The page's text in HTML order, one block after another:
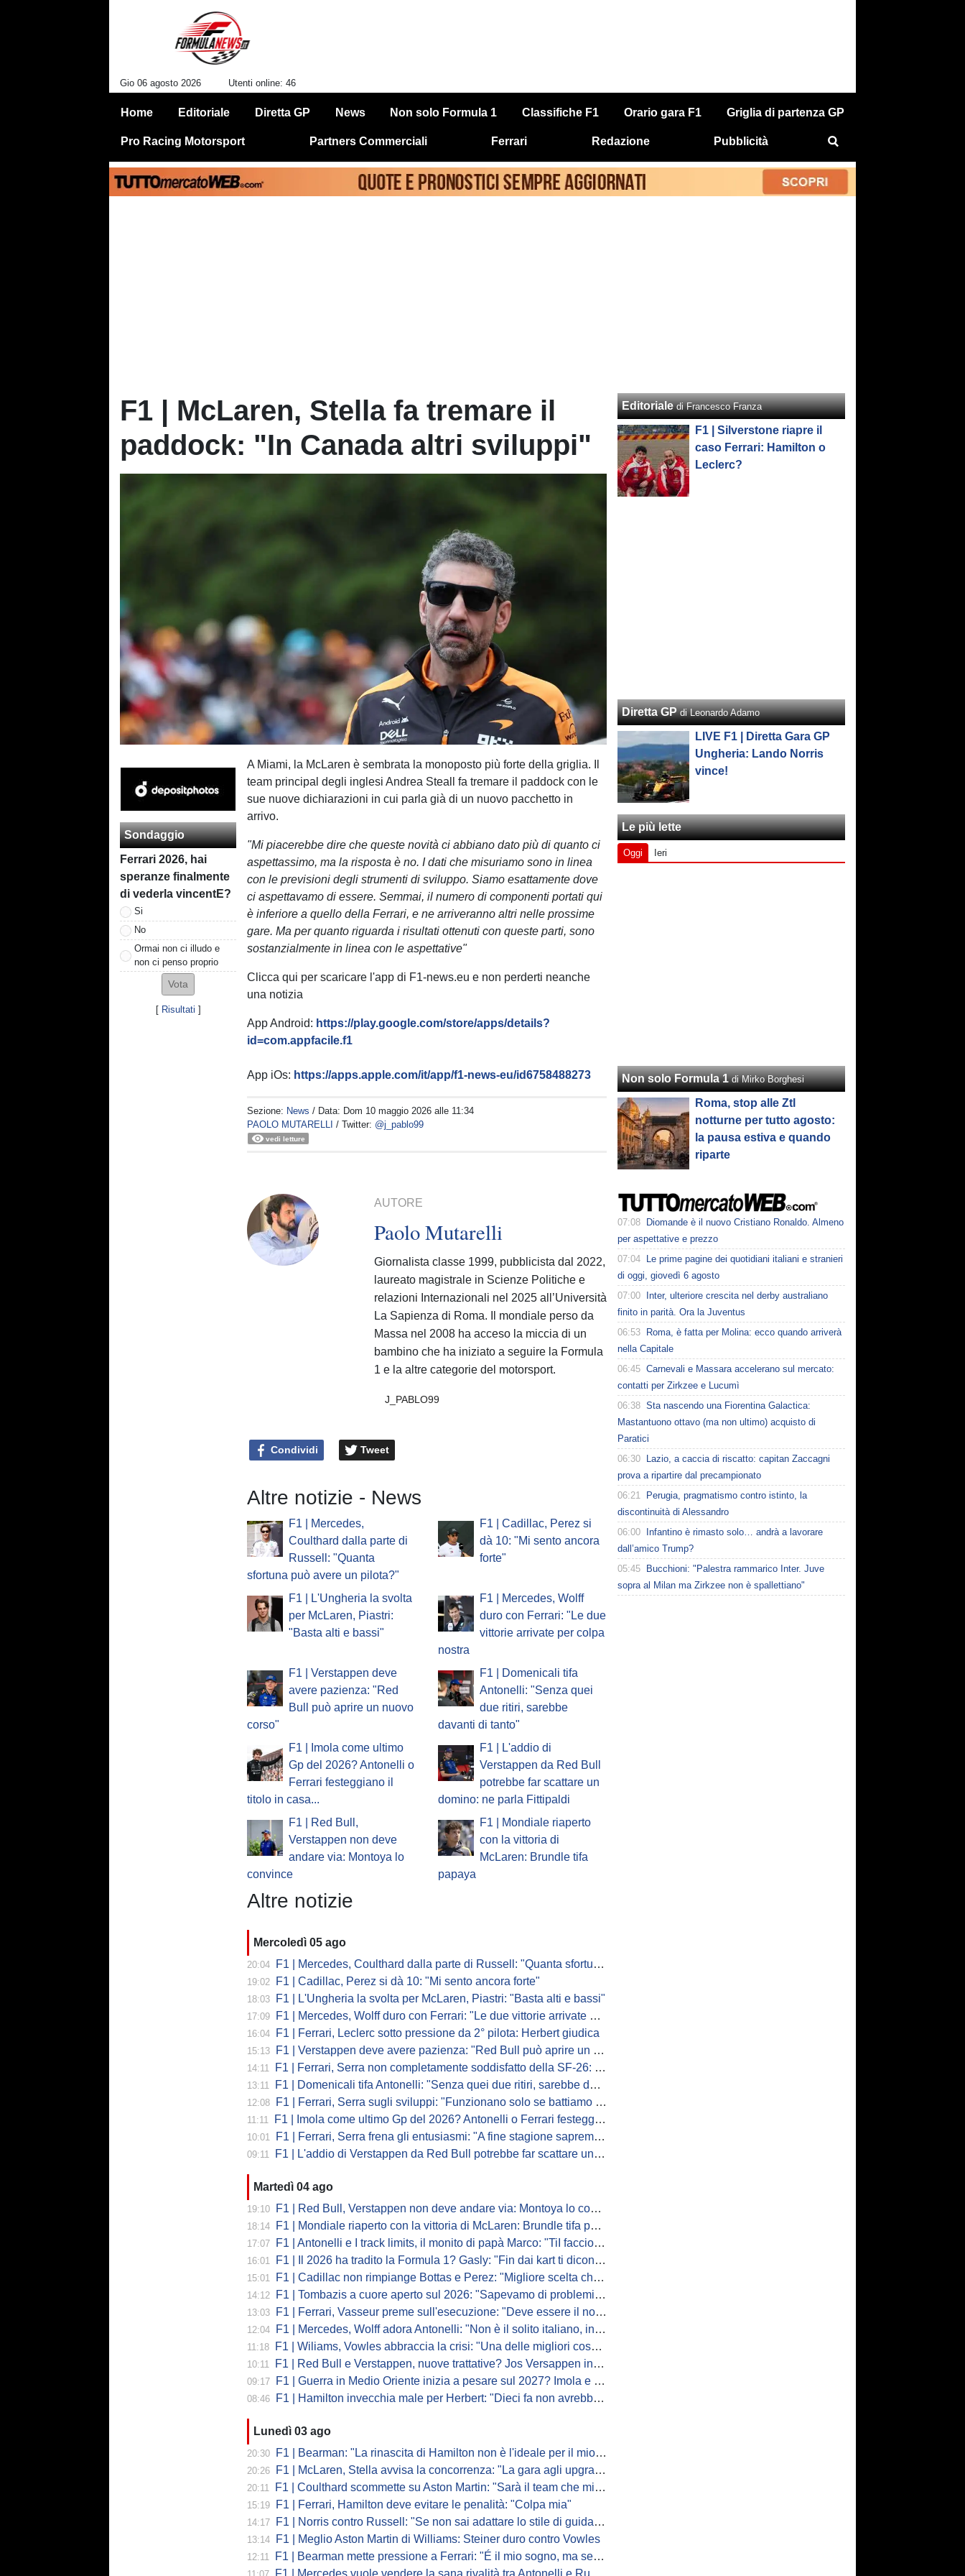
Gio 06 agosto 2026 Utenti online: 46
Home Editoriale Diretta GP News Non solo Formula 1 Classifiche F1 Orario gara F1 Griglia di partenza GP
Pro Racing Motorsport Partners Commerciali Ferrari Redazione Pubblicità
F1 | McLaren, Stella fa tremare il
paddock: "In Canada altri sviluppi"
Sondaggio
Ferrari 2026, hai
speranze finalmente
di vederla vincentE?
Si
No
Ormai non ci illudo e
non ci penso proprio
[ Risultati ]
A Miami, la McLaren è sembrata la monoposto più forte della griglia. Il
team principal degli inglesi Andrea Steall fa tremare il paddock con le
sue nuove dichiarazioni in cui parla già di un nuovo pacchetto in
arrivo.
"Mi piacerebbe dire che queste novità ci abbiano dato più di quanto ci
aspettassimo, ma la risposta è no. I dati che misuriamo sono in linea
con le previsioni degli strumenti di sviluppo. Siamo esattamente dove
ci aspettavamo di essere. Semmai, il numero di componenti portati qui
è inferiore a quello della Ferrari, e ne arriveranno altri nelle prossime
gare. Ma per quanto riguarda i risultati ottenuti con queste parti, sono
sostanzialmente in linea con le aspettative"
Clicca qui per scaricare l'app di F1-news.eu e non perderti neanche
una notizia
App Android: https://play.google.com/store/apps/details?
id=com.appfacile.f1
App iOs: https://apps.apple.com/it/app/f1-news-eu/id6758488273
Sezione: News / Data: Dom 10 maggio 2026 alle 11:34
PAOLO MUTARELLI / Twitter: @j_pablo99
vedi letture
AUTORE
Paolo Mutarelli
Giornalista classe 1999, pubblicista dal 2022,
laureato magistrale in Scienze Politiche e
relazioni Internazionali nel 2025 all’Università
La Sapienza di Roma. Il mondiale perso da
Massa nel 2008 ha acceso la miccia di un
bambino che ha iniziato a seguire la Formula
1 e la altre categorie del motorsport.
J_PABLO99
Condividi Tweet
Altre notizie - News
F1 | Mercedes,
Coulthard dalla parte di
Russell: "Quanta
sfortuna può avere un pilota?"
F1 | Cadillac, Perez si
dà 10: "Mi sento ancora
forte"
F1 | L'Ungheria la svolta
per McLaren, Piastri:
"Basta alti e bassi"
F1 | Mercedes, Wolff
duro con Ferrari: "Le due
vittorie arrivate per colpa
nostra
F1 | Verstappen deve
avere pazienza: "Red
Bull può aprire un nuovo
corso"
F1 | Domenicali tifa
Antonelli: "Senza quei
due ritiri, sarebbe
davanti di tanto"
F1 | Imola come ultimo
Gp del 2026? Antonelli o
Ferrari festeggiano il
titolo in casa...
F1 | L'addio di
Verstappen da Red Bull
potrebbe far scattare un
domino: ne parla Fittipaldi
F1 | Red Bull,
Verstappen non deve
andare via: Montoya lo
convince
F1 | Mondiale riaperto
con la vittoria di
McLaren: Brundle tifa
papaya
Altre notizie
Mercoledì 05 ago
20:04 F1 | Mercedes, Coulthard dalla parte di Russell: "Quanta sfortuna può avere un pilota?"
19:02 F1 | Cadillac, Perez si dà 10: "Mi sento ancora forte"
18:03 F1 | L'Ungheria la svolta per McLaren, Piastri: "Basta alti e bassi"
17:09 F1 | Mercedes, Wolff duro con Ferrari: "Le due vittorie arrivate per colpa nostra
16:04 F1 | Ferrari, Leclerc sotto pressione da 2° pilota: Herbert giudica
15:13 F1 | Verstappen deve avere pazienza: "Red Bull può aprire un nuovo corso"
14:11 F1 | Ferrari, Serra non completamente soddisfatto della SF-26: "Non è solo la mia macchina"
13:11 F1 | Domenicali tifa Antonelli: "Senza quei due ritiri, sarebbe davanti di tanto"
12:08 F1 | Ferrari, Serra sugli sviluppi: "Funzionano solo se battiamo gli altri"
11:11 F1 | Imola come ultimo Gp del 2026? Antonelli o Ferrari festeggiano il titolo in casa...
10:01 F1 | Ferrari, Serra frena gli entusiasmi: "A fine stagione sapremo se SF-26 è forte"
09:11 F1 | L'addio di Verstappen da Red Bull potrebbe far scattare un domino: ne parla Fittipaldi
Martedì 04 ago
19:10 F1 | Red Bull, Verstappen non deve andare via: Montoya lo convince
18:14 F1 | Mondiale riaperto con la vittoria di McLaren: Brundle tifa papaya
17:07 F1 | Antonelli e I track limits, il monito di papà Marco: "TiI faccio fare la fine della gallina"
16:01 F1 | Il 2026 ha tradito la Formula 1? Gasly: "Fin dai kart ti dicono di non alzare il piede dal gas"
15:01 F1 | Cadillac non rimpiange Bottas e Perez: "Migliore scelta che potessimo fare"
14:12 F1 | Tombazis a cuore aperto sul 2026: "Sapevamo di problemi, ma serviva un accordo"
13:03 F1 | Ferrari, Vasseur preme sull'esecuzione: "Deve essere il nostro punto di forza"
12:04 F1 | Mercedes, Wolff adora Antonelli: "Non è il solito italiano, in bolla quando guida"
11:18 F1 | Wiliams, Vowles abbraccia la crisi: "Una delle migliori cose che potevano capitare"
10:11 F1 | Red Bull e Verstappen, nuove trattative? Jos Versappen insorge contro i giornalisti
09:17 F1 | Guerra in Medio Oriente inizia a pesare sul 2027? Imola e Barcellona osservano
08:46 F1 | Hamilton invecchia male per Herbert: "Dieci fa non avrebbe preso queste penalità"
Lunedì 03 ago
20:30 F1 | Bearman: "La rinascita di Hamilton non è l'ideale per il mio futuro in Ferrari"
20:26 F1 | McLaren, Stella avvisa la concorrenza: "La gara agli upgrade è appena iniziata"
20:11 F1 | Coulthard scommette su Aston Martin: "Sarà il team che migliorerà di più"
15:19 F1 | Ferrari, Hamilton deve evitare le penalità: "Colpa mia"
14:17 F1 | Norris contro Russell: "Se non sai adattare lo stile di guida, perdi"
13:14 F1 | Meglio Aston Martin di Williams: Steiner duro contro Vowles
12:11 F1 | Bearman mette pressione a Ferrari: "É il mio sogno, ma se il sedile non sarà libero..."
Editoriale di Francesco Franza
F1 | Silverstone riapre il
caso Ferrari: Hamilton o
Leclerc?
Diretta GP di Leonardo Adamo
LIVE F1 | Diretta Gara GP
Ungheria: Lando Norris
vince!
Le più lette
Oggi Ieri
Non solo Formula 1 di Mirko Borghesi
Roma, stop alle Ztl
notturne per tutto agosto:
la pausa estiva e quando
riparte
07:08
Diomande è il nuovo Cristiano Ronaldo. Almeno
per aspettative e prezzo
07:04
Le prime pagine dei quotidiani italiani e stranieri
di oggi, giovedì 6 agosto
07:00
Inter, ulteriore crescita nel derby australiano
finito in parità. Ora la Juventus
06:53
Roma, è fatta per Molina: ecco quando arriverà
nella Capitale
06:45 Carnevali e Massara accelerano sul mercato:
contatti per Zirkzee e Lucumì
06:38 Sta nascendo una Fiorentina Galactica:
Mastantuono ottavo (ma non ultimo) acquisto di
Paratici
06:30
Lazio, a caccia di riscatto: capitan Zaccagni
prova a ripartire dal precampionato
06:21
Perugia, pragmatismo contro istinto, la
discontinuità di Alessandro
06:00
Infantino è rimasto solo… andrà a lavorare
dall’amico Trump?
05:45
Bucchioni: "Palestra rammarico Inter. Juve
sopra al Milan ma Zirkzee non è spallettiano"